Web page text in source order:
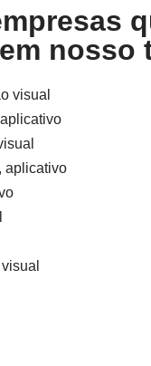
nosso